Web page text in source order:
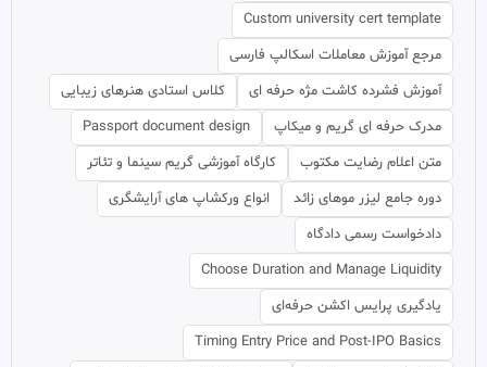
Custom university cert template
مرجع آموزش معاملات اسکالپ فارسی
آموزش فشرده کاشت مژه حرفه ای
کلاس استادی هنرهای زیبایی
مدرک حرفه ای گریم و میکاپ
Passport document design
متن اعلام رضایت مکتوب
کارگاه آموزشی گریم سینما و تئاتر
دوره جامع لیزر موهای زائد
انواع ورکشاپ های آرایشگری
دادخواست رسمی دادگاه
Choose Duration and Manage Liquidity
یادگیری پرایس اکشن حرفه‌ای
Timing Entry Price and Post-IPO Basics